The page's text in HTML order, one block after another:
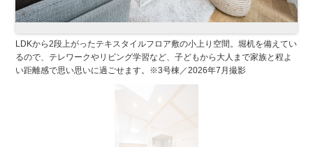
LDKから2段上がったテキスタイルフロア敷の小上り空間。堀机を備えてい
るので、テレワークやリビング学習など、子どもから大人まで家族と程よ
い距離感で思い思いに過ごせます。※3号棟／2026年7月撮影